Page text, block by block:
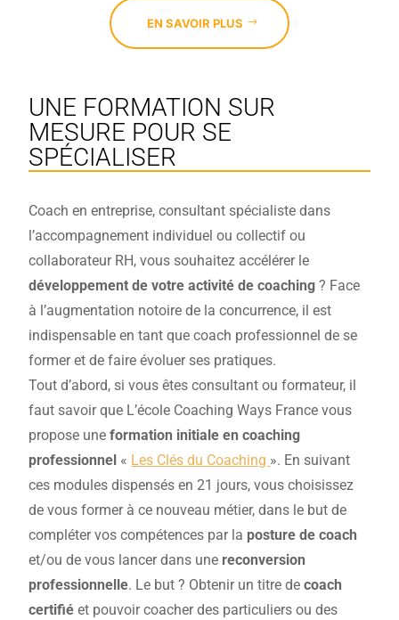
EN SAVOIR PLUS
UNE FORMATION SUR
MESURE POUR SE
SPÉCIALISER
Coach en entreprise, consultant spécialiste dans
l’accompagnement individuel ou collectif ou
collaborateur RH, vous souhaitez accélérer le
développement de votre activité de coaching ? Face
à l’augmentation notoire de la concurrence, il est
indispensable en tant que coach professionnel de se
former et de faire évoluer ses pratiques.
Tout d’abord, si vous êtes consultant ou formateur, il
faut savoir que L’école Coaching Ways France vous
propose uneformation initiale en coaching
professionnel « Les Clés du Coaching ». En suivant
ces modules dispensés en 21 jours, vous choisissez
de vous former à ce nouveau métier, dans le but de
compléter vos compétences par la posture de coach
et/ou de vous lancer dans une reconversion
professionnelle. Le but ? Obtenir un titre decoach
certifié et pouvoir coacher des particuliers ou des